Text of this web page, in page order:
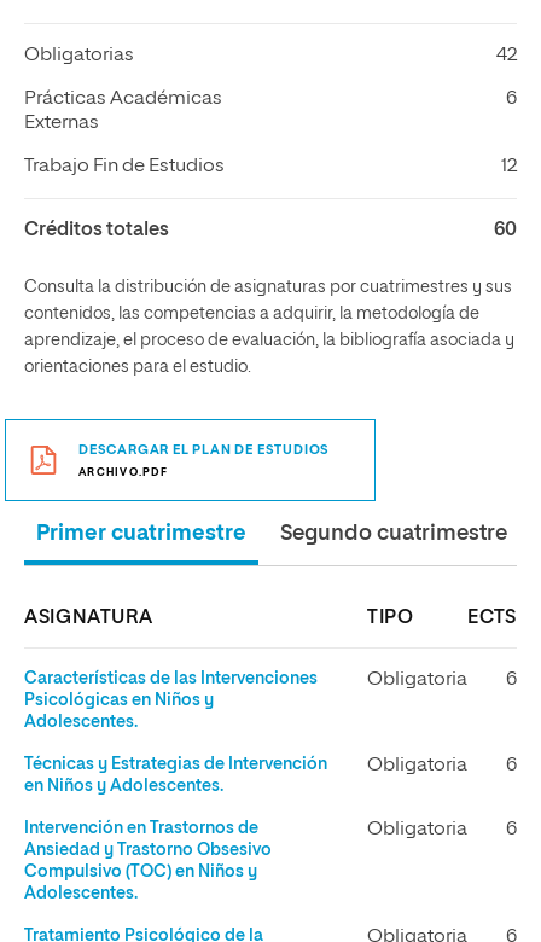
Obligatorias 42
Prácticas Académicas
Externas
6
Trabajo Fin de Estudios 12
Créditos totales 60
Consulta la distribución de asignaturas por cuatrimestres y sus
contenidos, las competencias a adquirir, la metodología de
aprendizaje, el proceso de evaluación, la bibliografía asociada y
orientaciones para el estudio.
DESCARGAR EL PLAN DE ESTUDIOS
ARCHIVO.PDF
Primer cuatrimestre Segundo cuatrimestre
ASIGNATURA TIPO ECTS
Características de las Intervenciones
Psicológicas en Niños y
Adolescentes.
Obligatoria 6
Técnicas y Estrategias de Intervención
en Niños y Adolescentes.
Obligatoria 6
Intervención en Trastornos de
Ansiedad y Trastorno Obsesivo
Compulsivo (TOC) en Niños y
Adolescentes.
Obligatoria 6
Tratamiento Psicológico de la
Obligatoria 6